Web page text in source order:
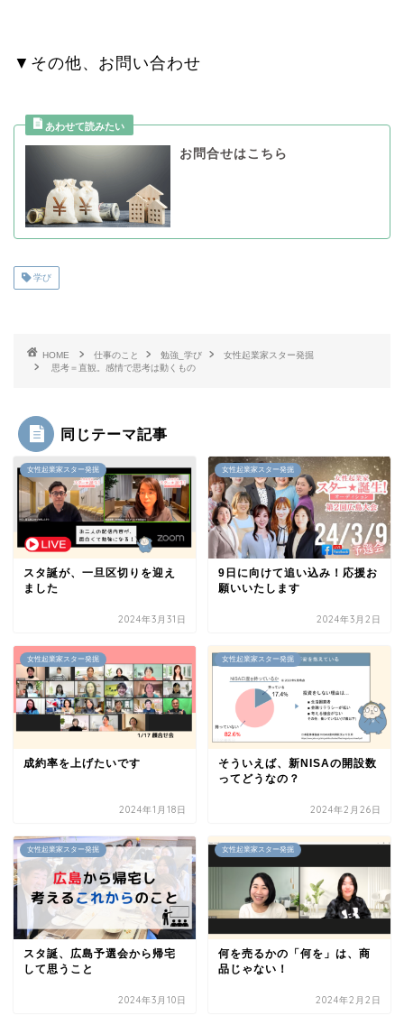
▼その他、お問い合わせ
お問合せはこちら
学び
HOME 仕事のこと 勉強_学び
女性起業家スター発掘
思考＝直観。感情で思考は動くもの
同じテーマ記事
女性起業家スター発掘
スタ誕が、一旦区切りを迎え
ました
2024年3月31日
女性起業家スター発掘
9日に向けて追い込み！応援お
願いいたします
2024年3月2日
女性起業家スター発掘
成約率を上げたいです
2024年1月18日
女性起業家スター発掘
そういえば、新NISAの開設数
ってどうなの？
2024年2月26日
女性起業家スター発掘
スタ誕、広島予選会から帰宅
して思うこと
2024年3月10日
女性起業家スター発掘
何を売るかの「何を」は、商
品じゃない！
2024年2月2日